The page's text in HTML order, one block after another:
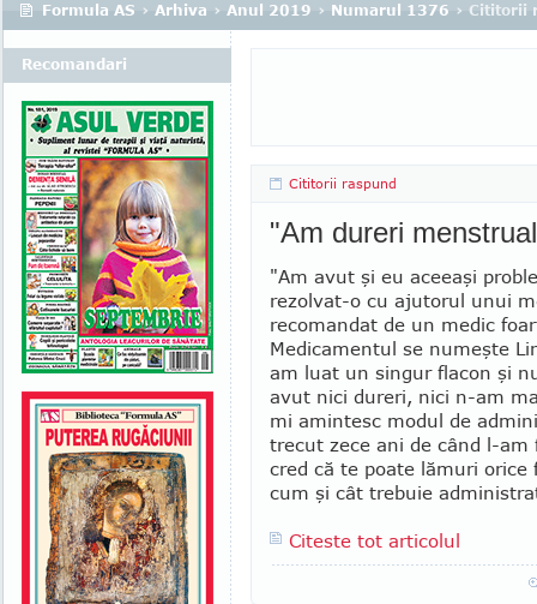
Formula AS › Arhiva › Anul 2019 › Numarul 1376 › Cititorii
Cititorii raspund
"Am dureri
"Am avut şi eu aceeaşi
rezol­­vat-o cu ajutorul unui
recomandat de un medic
Medicamentul se numeşte
am luat un singur flacon şi
avut nici du­reri, nici n-am
mi amintesc modul de
trecut zece ani de când l-am
cred că te poate lămuri orice
cum şi cât tre­buie
Citeste tot articolul
Recomandari